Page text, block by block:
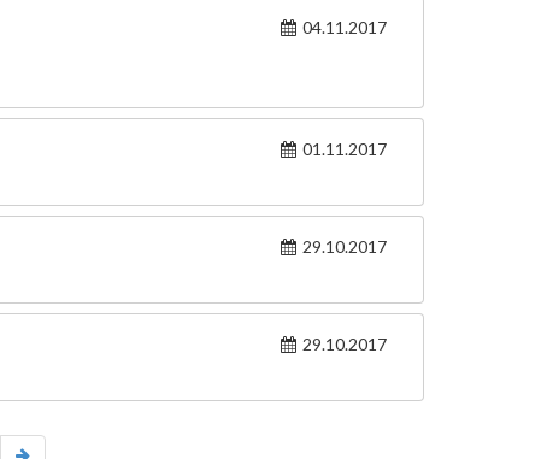
04.11.2017
01.11.2017
29.10.2017
29.10.2017